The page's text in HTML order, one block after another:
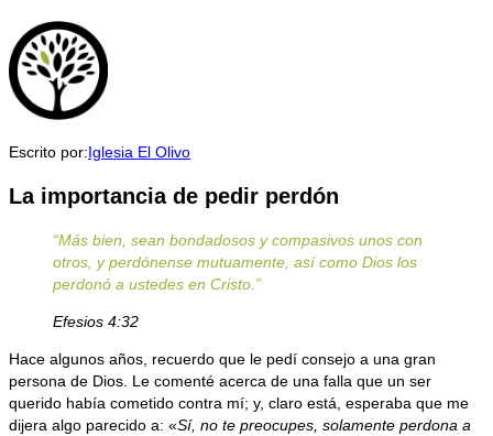
Escrito por:Iglesia El Olivo
La importancia de pedir perdón
“Más bien, sean bondadosos y compasivos unos con
otros, y perdónense mutuamente, así como Dios los
perdonó a ustedes en Cristo.”
Efesios 4:32
Hace algunos años, recuerdo que le pedí consejo a una gran
persona de Dios. Le comenté acerca de una falla que un ser
querido había cometido contra mí; y, claro está, esperaba que me
dijera algo parecido a: «Sí, no te preocupes, solamente perdona a